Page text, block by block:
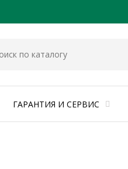
ГАРАНТИЯ И СЕРВИС